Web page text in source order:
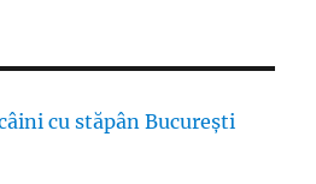
cu stăpân București